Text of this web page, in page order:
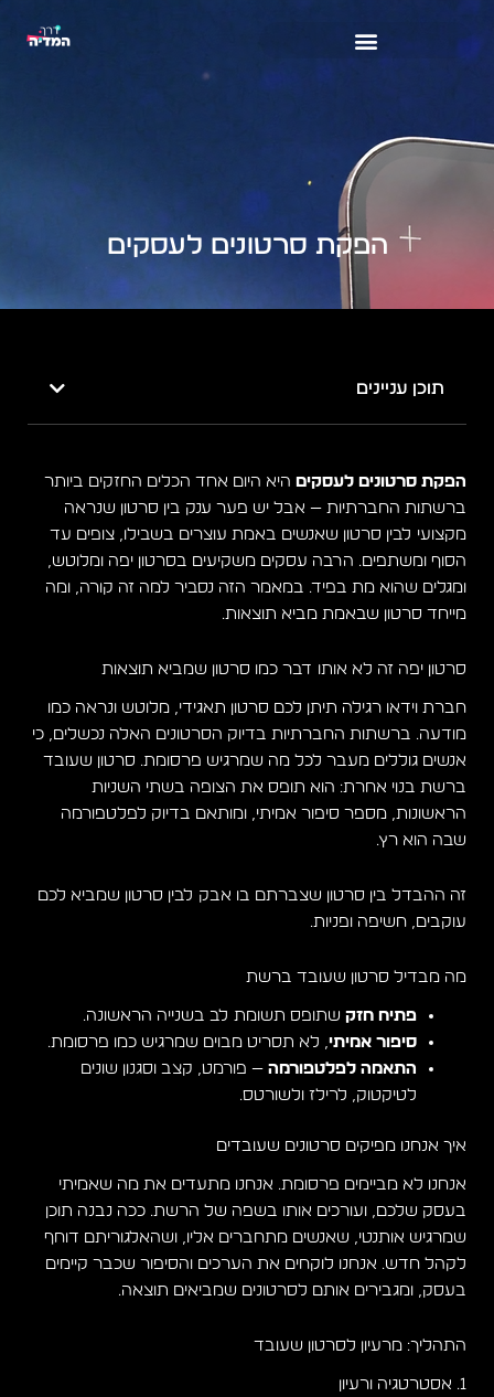
לתוכן
הפקת סרטונים לעסקים
תוכן עניינים
הפקת סרטונים לעסקים היא היום אחד הכלים החזקים ביותר
ברשתות החברתיות — אבל יש פער ענק בין סרטון שנראה
מקצועי לבין סרטון שאנשים באמת עוצרים בשבילו, צופים עד
הסוף ומשתפים. הרבה עסקים משקיעים בסרטון יפה ומלוטש,
ומגלים שהוא מת בפיד. במאמר הזה נסביר למה זה קורה, ומה
מייחד סרטון שבאמת מביא תוצאות.
סרטון יפה זה לא אותו דבר כמו סרטון שמביא תוצאות
חברת וידאו רגילה תיתן לכם סרטון תאגידי, מלוטש ונראה כמו
מודעה. ברשתות החברתיות בדיוק הסרטונים האלה נכשלים, כי
אנשים גוללים מעבר לכל מה שמרגיש פרסומת. סרטון שעובד
ברשת בנוי אחרת: הוא תופס את הצופה בשתי השניות
הראשונות, מספר סיפור אמיתי, ומותאם בדיוק לפלטפורמה
שבה הוא רץ.
זה ההבדל בין סרטון שצברתם בו אבק לבין סרטון שמביא לכם
עוקבים, חשיפה ופניות.
מה מבדיל סרטון שעובד ברשת
פתיח חזק שתופס תשומת לב בשנייה הראשונה.
סיפור אמיתי , לא תסריט מבוים שמרגיש כמו פרסומת.
התאמה לפלטפורמה — פורמט, קצב וסגנון שונים
לטיקטוק, לרילז ולשורטס.
איך אנחנו מפיקים סרטונים שעובדים
אנחנו לא מביימים פרסומת. אנחנו מתעדים את מה שאמיתי
בעסק שלכם, ועורכים אותו בשפה של הרשת. ככה נבנה תוכן
שמרגיש אותנטי, שאנשים מתחברים אליו, ושהאלגוריתם דוחף
לקהל חדש. אנחנו לוקחים את הערכים והסיפור שכבר קיימים
בעסק, ומגבירים אותם לסרטונים שמביאים תוצאה.
התהליך: מרעיון לסרטון שעובד
1. אסטרטגיה ורעיון